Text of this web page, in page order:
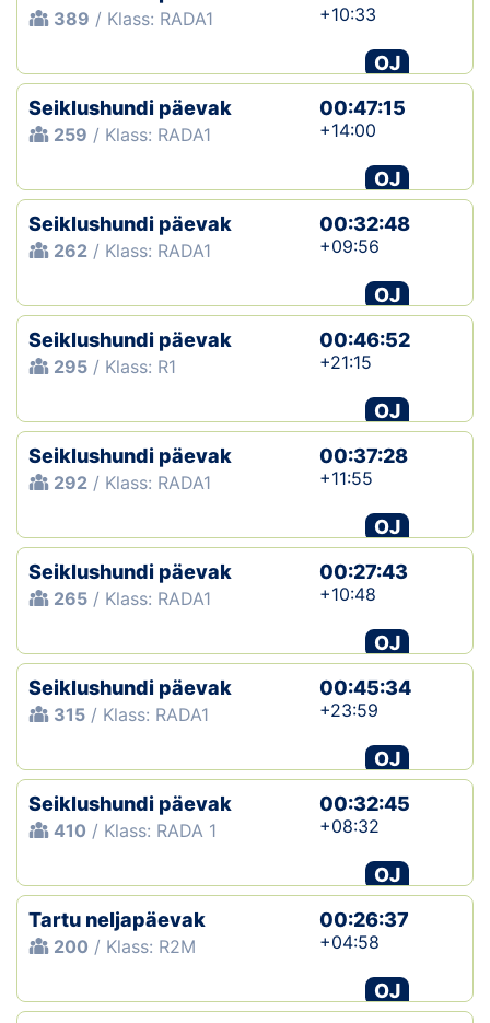
389 / Klass: RADA1 +10:33
OJ
Seiklushundi päevak
259 / Klass: RADA1
00:47:15
+14:00
OJ
Seiklushundi päevak
262 / Klass: RADA1
00:32:48
+09:56
OJ
Seiklushundi päevak
295 / Klass: R1
00:46:52
+21:15
OJ
Seiklushundi päevak
292 / Klass: RADA1
00:37:28
+11:55
OJ
Seiklushundi päevak
265 / Klass: RADA1
00:27:43
+10:48
OJ
Seiklushundi päevak
315 / Klass: RADA1
00:45:34
+23:59
OJ
Seiklushundi päevak
410 / Klass: RADA 1
00:32:45
+08:32
OJ
Tartu neljapäevak
200 / Klass: R2M
00:26:37
+04:58
OJ